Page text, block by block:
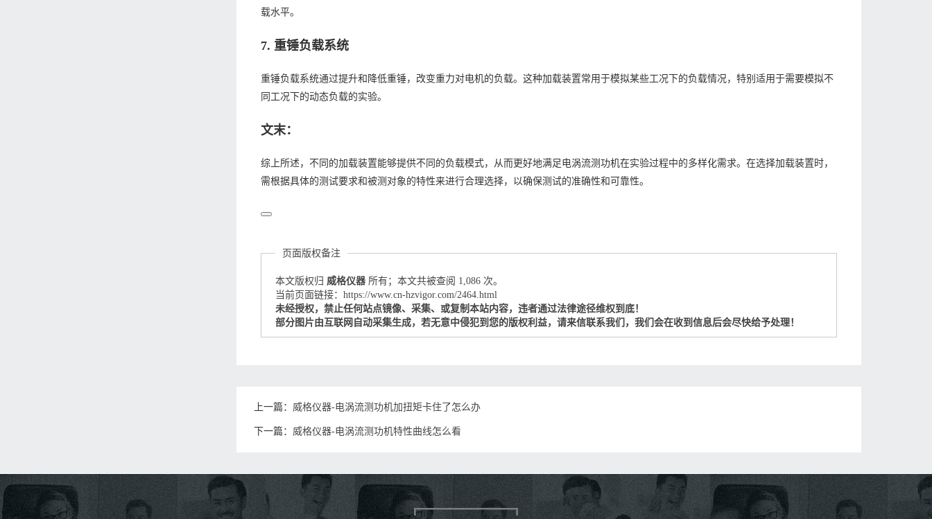
载水平。
7. 重锤负载系统
重锤负载系统通过提升和降低重锤，改变重力对电机的负载。这种加载装置常用于模拟某些工况下的负载情况，特别适用于需要模拟不
同工况下的动态负载的实验。
文末：
综上所述，不同的加载装置能够提供不同的负载模式，从而更好地满足电涡流测功机在实验过程中的多样化需求。在选择加载装置时，
需根据具体的测试要求和被测对象的特性来进行合理选择，以确保测试的准确性和可靠性。
页面版权备注
本文版权归 威格仪器 所有；本文共被查阅 1,086 次。
当前页面链接：https://www.cn-hzvigor.com/2464.html
未经授权，禁止任何站点镜像、采集、或复制本站内容，违者通过法律途径维权到底！
部分图片由互联网自动采集生成，若无意中侵犯到您的版权利益，请来信联系我们，我们会在收到信息后会尽快给予处理！
上一篇： 威格仪器-电涡流测功机加扭矩卡住了怎么办
下一篇： 威格仪器-电涡流测功机特性曲线怎么看